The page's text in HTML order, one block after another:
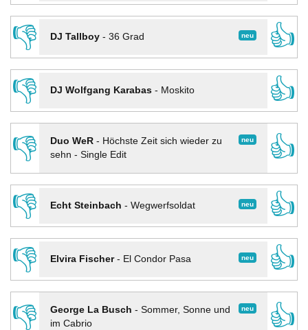
👎
neu
DJ Tallboy- 36 Grad
👍
👎
DJ Wolfgang Karabas- Moskito
👍
👎
neu
Duo WeR- Höchste Zeit sich wieder zu
sehn - Single Edit
👍
👎
neu
Echt Steinbach - Wegwerfsoldat
👍
👎
neu
Elvira Fischer- El Condor Pasa
👍
👎
neu
George La Busch - Sommer, Sonne und
im Cabrio
👍